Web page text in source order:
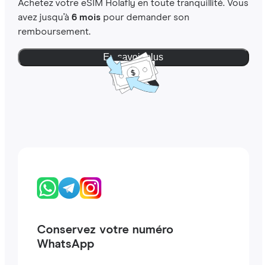
Achetez votre eSIM Holafly en toute tranquillité. Vous
avez jusqu’à 6 moispour demander son
remboursement.
En savoir plus
Conservez votre numéro
WhatsApp